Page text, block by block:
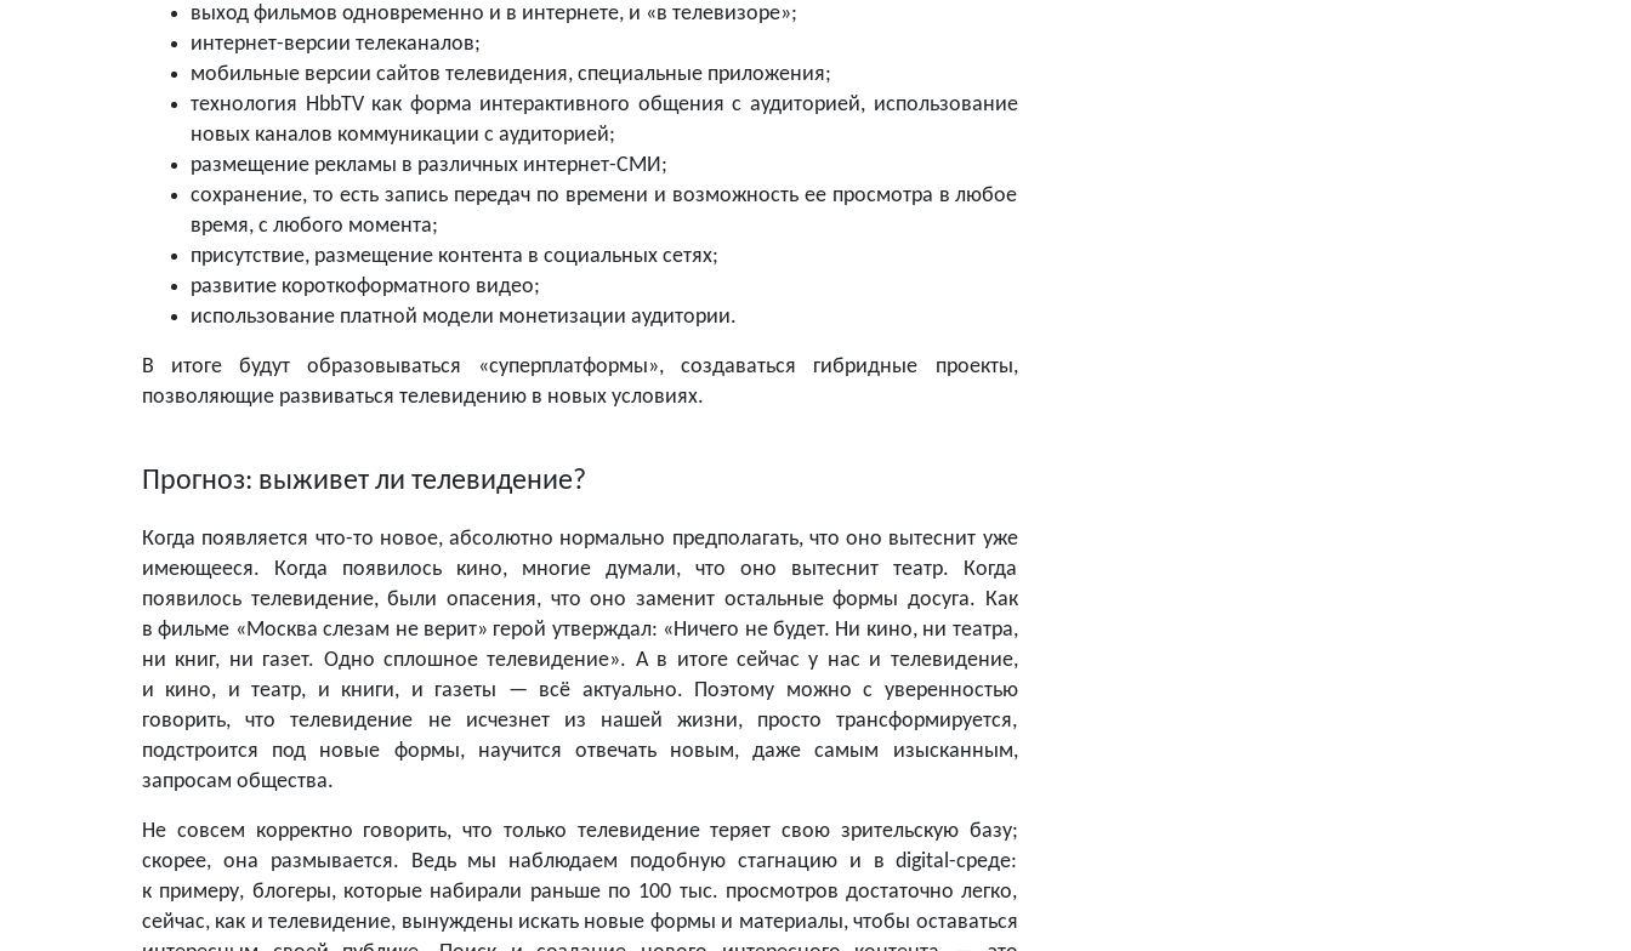
выход фильмов одновременно и в интернете, и «в телевизоре»;
интернет-версии телеканалов;
мобильные версии сайтов телевидения, специальные приложения;
технология HbbTV как форма интерактивного общения с аудиторией, использование
новых каналов коммуникации с аудиторией;
размещение рекламы в различных интернет-СМИ;
сохранение, то есть запись передач по времени и возможность ее просмотра в любое
время, с любого момента;
присутствие, размещение контента в социальных сетях;
развитие короткоформатного видео;
использование платной модели монетизации аудитории.
В итоге будут образовываться «суперплатформы», создаваться гибридные проекты,
позволяющие развиваться телевидению в новых условиях.
Прогноз: выживет ли телевидение?
Когда появляется что-то новое, абсолютно нормально предполагать, что оно вытеснит уже
имеющееся. Когда появилось кино, многие думали, что оно вытеснит театр. Когда
появилось телевидение, были опасения, что оно заменит остальные формы досуга. Как
в фильме «Москва слезам не верит» герой утверждал: «Ничего не будет. Ни кино, ни театра,
ни книг, ни газет. Одно сплошное телевидение». А в итоге сейчас у нас и телевидение,
и кино, и театр, и книги, и газеты — всё актуально. Поэтому можно с уверенностью
говорить, что телевидение не исчезнет из нашей жизни, просто трансформируется,
подстроится под новые формы, научится отвечать новым, даже самым изысканным,
запросам общества.
Не совсем корректно говорить, что только телевидение теряет свою зрительскую базу;
скорее, она размывается. Ведь мы наблюдаем подобную стагнацию и в digital-среде:
к примеру, блогеры, которые набирали раньше по 100 тыс. просмотров достаточно легко,
сейчас, как и телевидение, вынуждены искать новые формы и материалы, чтобы оставаться